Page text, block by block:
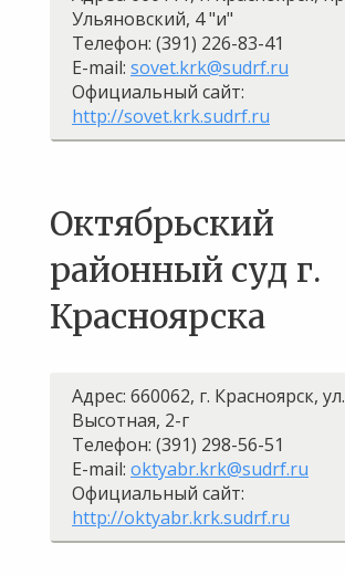
Ульяновский, 4 "и"
Телефон: (391) 226-83-41
E-mail: sovet.krk@sudrf.ru
Официальный сайт:
http://sovet.krk.sudrf.ru
Октябрьский
районный суд г.
Красноярска
Адрес: 660062, г. Красноярск, ул.
Высотная, 2-г
Телефон: (391) 298-56-51
E-mail: oktyabr.krk@sudrf.ru
Официальный сайт:
http://oktyabr.krk.sudrf.ru